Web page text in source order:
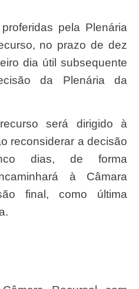
no prazo de dez
dia útil subsequente
da Plenária da
reconsiderar a decisão
dias, de forma
à Câmara
final, como última